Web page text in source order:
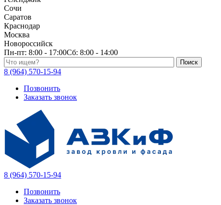
Сочи
Саратов
Краснодар
Москва
Новороссийск
Пн-пт: 8:00 - 17:00Сб: 8:00 - 14:00
Поиск по каталогу
8 (964) 570-15-94
Позвонить
Заказать звонок
8 (964) 570-15-94
Позвонить
Заказать звонок